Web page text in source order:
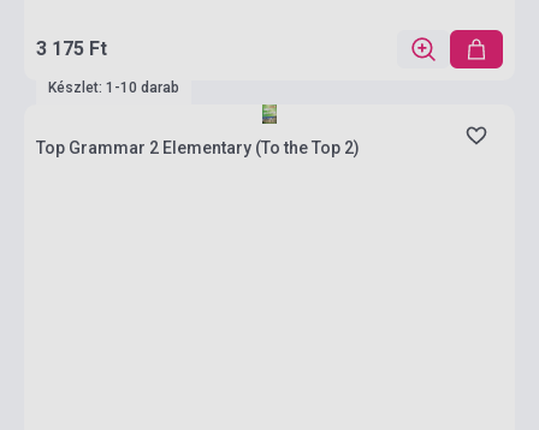
3 175 Ft
Készlet: 1-10 darab
Top Grammar 2 Elementary (To the Top 2)